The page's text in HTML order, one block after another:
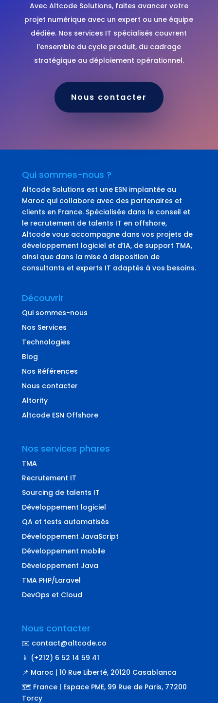
Avec Altcode Solutions, faites avancer votre
projet numérique avec un expert ou une équipe
dédiée. Nos services IT spécialisés couvrent
l’ensemble du cycle produit, du cadrage
stratégique au déploiement opérationnel.
Nous contacter
Qui sommes-nous ?
Altcode Solutions est une ESN implantée au
Maroc qui collabore avec des partenaires et
clients en France. Spécialisée dans le conseil et
le recrutement de talents IT en offshore,
Altcode vous accompagne dans vos projets de
développement logiciel et d’IA, de support TMA,
ainsi que dans la mise à disposition de
consultants et experts IT adaptés à vos besoins.
Découvrir
Qui sommes-nous
Nos Services
Technologies
Blog
Nos Références
Nous contacter
Altority
Altcode ESN Offshore
Nos services phares
TMA
Recrutement IT
Sourcing de talents IT
Développement logiciel
QA et tests automatisés
Développement JavaScript
Développement mobile
Développement Java
TMA PHP/Laravel
DevOps et Cloud
Nous contacter
✉️ contact@altcode.co
📱 (+212) 6 52 14 59 41
📌 Maroc | 10 Rue Liberté, 20120 Casablanca
🗺️ France | Espace PME, 99 Rue de Paris, 77200
Torcy